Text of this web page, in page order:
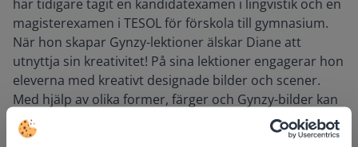
har tidigare tagit en kandidatexamen i lingvistik och en
magisterexamen i TESOL för förskola till gymnasium.
När hon skapar Gynzy-lektioner älskar Diane att
utnyttja sin kreativitet! På sina lektioner engagerar hon
eleverna med kreativt designade bilder och scener.
Med hjälp av olika former, färger och Gynzy-bilder kan
hon göra sina aktiviteter så unika och interaktiva som
möjligt. I sin egen undervisning tycker hon om att